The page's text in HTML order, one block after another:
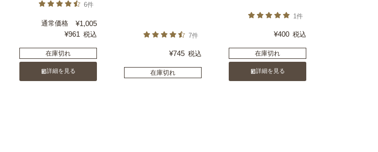
6件
通常価格 ¥1,005
¥961 税込
在庫切れ
詳細を見る
7件
¥745 税込
在庫切れ
1件
¥400 税込
在庫切れ
詳細を見る